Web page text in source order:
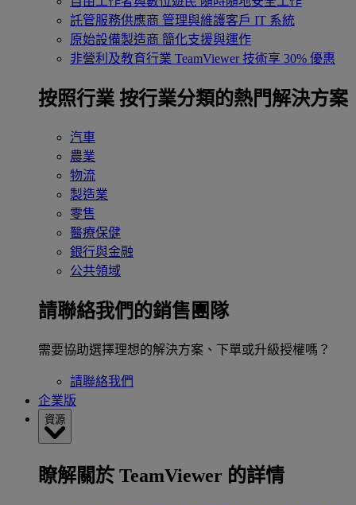
託管服務供應商 管理與維護客戶 IT 系統
原始設備製造商 簡化支援與運作
非營利及教育行業 TeamViewer 技術享 30% 優惠
按照行業 按行業分類的熱門解決方案
汽車
農業
物流
製造業
零售
醫療保健
銀行與金融
公共領域
請聯絡我們的銷售團隊
需要協助選擇理想的解決方案、下單或升級授權嗎？
請聯絡我們
企業版
資源
瞭解關於 TeamViewer 的詳情